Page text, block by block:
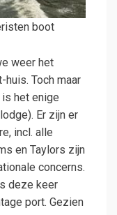
boot
weer het
Toch maar
is het enige
Er zijn er
incl. alle
en Taylors zijn
concerns.
deze keer
port. Gezien